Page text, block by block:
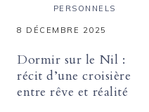
PERSONNELS
8 DÉCEMBRE 2025
Dormir sur le Nil :
récit d’une croisière
entre rêve et réalité